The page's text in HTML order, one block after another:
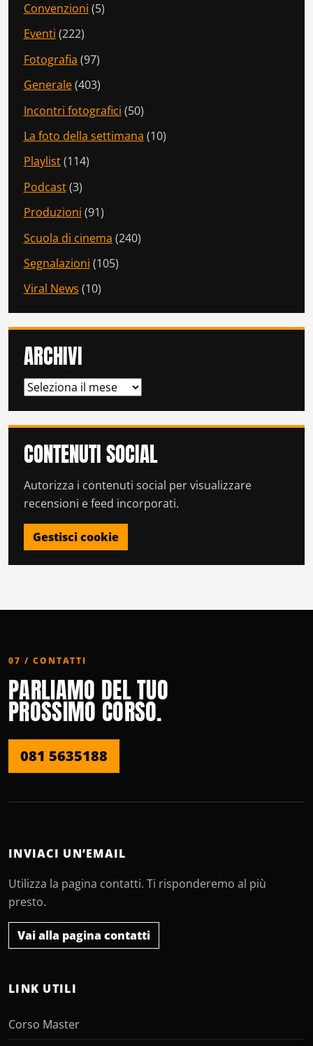
Convenzioni (5)
Eventi (222)
Fotografia (97)
Generale(403)
Incontri fotografici (50)
La foto della settimana (10)
Playlist(114)
Podcast(3)
Produzioni (91)
Scuola di cinema (240)
Segnalazioni (105)
Viral News (10)
ARCHIVI
ARCHIVI
CONTENUTI SOCIAL
Autorizza i contenuti social per visualizzare
recensioni e feed incorporati.
Gestisci cookie
07 / CONTATTI
PARLIAMO DEL TUO
PROSSIMO CORSO.
081 5635188
INVIACI UN’EMAIL
Utilizza la pagina contatti. Ti risponderemo al più
presto.
Vai alla pagina contatti
LINK UTILI
Corso Master